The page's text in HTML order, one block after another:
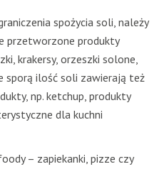
spożycia soli, należy
przetworzone produkty
krakersy, orzeszki solone,
sporą ilość soli zawierają też
np. ketchup, produkty
dla kuchni
– zapiekanki, pizze czy